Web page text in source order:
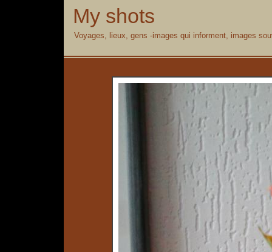
My shots
Voyages, lieux, gens -images qui informent, images